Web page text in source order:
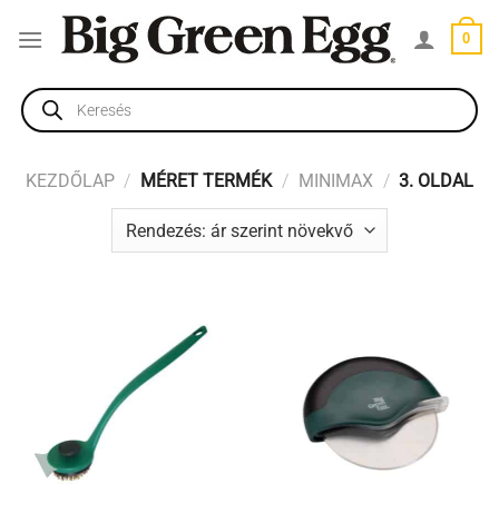
0
Products
search
KEZDŐLAP / MÉRET TERMÉK / MINIMAX / 3. OLDAL